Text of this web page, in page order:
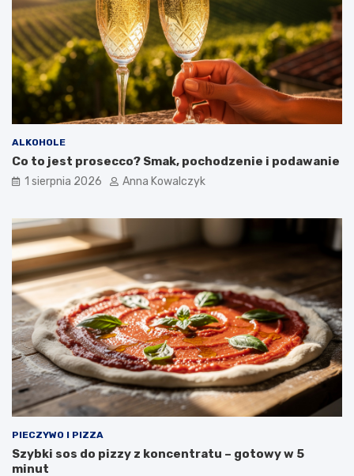
ALKOHOLE
Co to jest prosecco? Smak, pochodzenie i podawanie
1 sierpnia 2026 Anna Kowalczyk
PIECZYWO I PIZZA
Szybki sos do pizzy z koncentratu – gotowy w 5
minut